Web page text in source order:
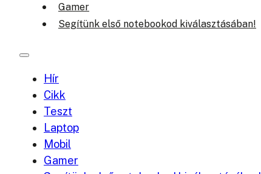
Gamer
Segítünk első notebookod kiválasztásában!
Hír
Cikk
Teszt
Laptop
Mobil
Gamer